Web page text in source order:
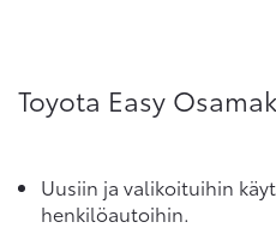
Toyota Easy
Uusiin ja valikoituihin
henkilöautoihin.